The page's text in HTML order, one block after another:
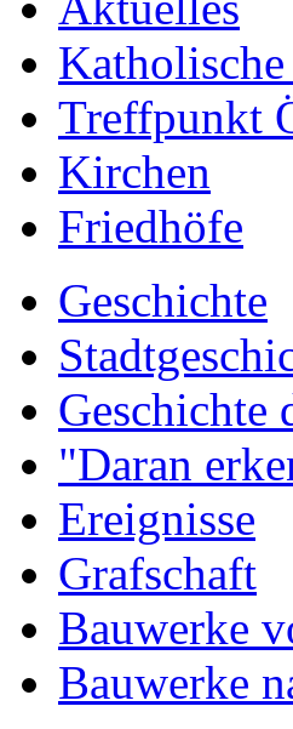
Treffpunkt
Kirchen
Friedhöfe
Geschichte
Geschichte
"Daran
Ereignisse
Grafschaft
Bauwerke
Bauwerke